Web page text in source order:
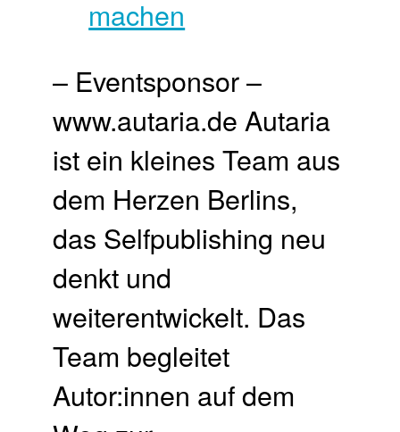
– Eventsponsor –
www.autaria.de Autaria
ist ein kleines Team aus
dem Herzen Berlins,
das Selfpublishing neu
denkt und
weiterentwickelt. Das
Team begleitet
Autor:innen auf dem